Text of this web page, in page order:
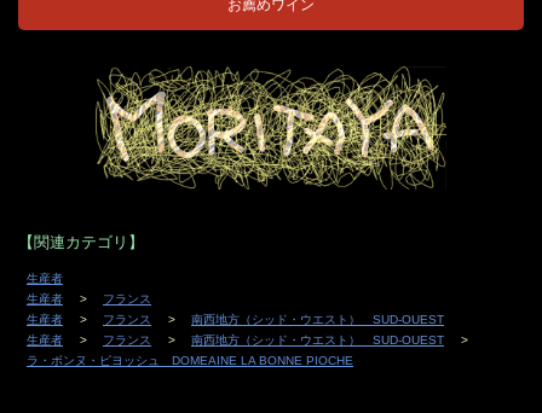
お薦めワイン
【関連カテゴリ】
生産者
生産者
フランス
生産者
フランス
南西地方（シッド・ウエスト） SUD-OUEST
生産者
フランス
南西地方（シッド・ウエスト） SUD-OUEST
ラ・ボンヌ・ピヨッシュ DOMEAINE LA BONNE PIOCHE